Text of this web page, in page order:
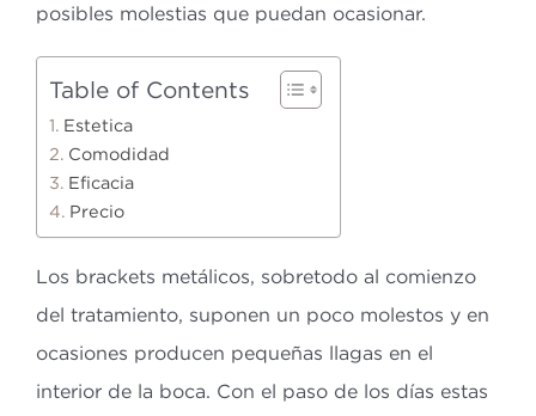
posibles molestias que puedan ocasionar.
Table of Contents
Estetica
Comodidad
Eficacia
Precio
Los brackets metálicos, sobretodo al comienzo
del tratamiento, suponen un poco molestos y en
ocasiones producen pequeñas llagas en el
interior de la boca. Con el paso de los días estas